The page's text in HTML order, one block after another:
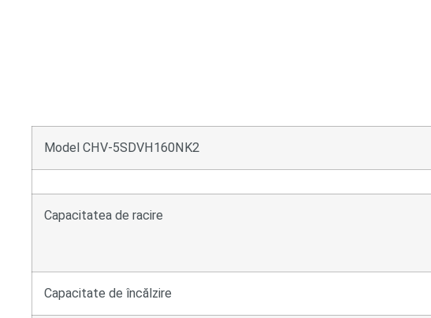
Model CHV-5SDVH160NK2
Capacitatea de racire
Capacitate de încălzire